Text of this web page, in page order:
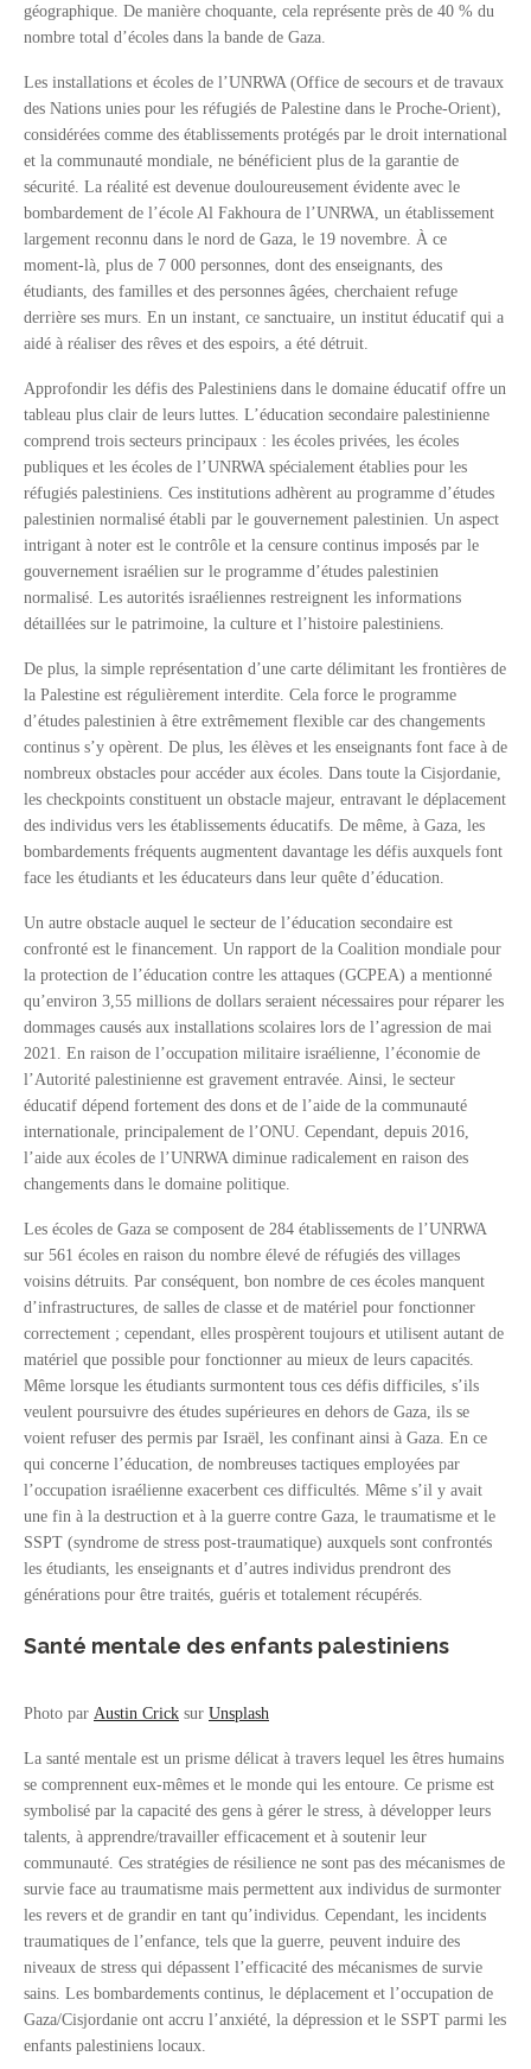
géographique. De manière choquante, cela représente près de 40 % du
nombre total d’écoles dans la bande de Gaza.
Les installations et écoles de l’UNRWA (Office de secours et de travaux
des Nations unies pour les réfugiés de Palestine dans le Proche-Orient),
considérées comme des établissements protégés par le droit international
et la communauté mondiale, ne bénéficient plus de la garantie de
sécurité. La réalité est devenue douloureusement évidente avec le
bombardement de l’école Al Fakhoura de l’UNRWA, un établissement
largement reconnu dans le nord de Gaza, le 19 novembre. À ce
moment-là, plus de 7 000 personnes, dont des enseignants, des
étudiants, des familles et des personnes âgées, cherchaient refuge
derrière ses murs. En un instant, ce sanctuaire, un institut éducatif qui a
aidé à réaliser des rêves et des espoirs, a été détruit.
Approfondir les défis des Palestiniens dans le domaine éducatif offre un
tableau plus clair de leurs luttes. L’éducation secondaire palestinienne
comprend trois secteurs principaux : les écoles privées, les écoles
publiques et les écoles de l’UNRWA spécialement établies pour les
réfugiés palestiniens. Ces institutions adhèrent au programme d’études
palestinien normalisé établi par le gouvernement palestinien. Un aspect
intrigant à noter est le contrôle et la censure continus imposés par le
gouvernement israélien sur le programme d’études palestinien
normalisé. Les autorités israéliennes restreignent les informations
détaillées sur le patrimoine, la culture et l’histoire palestiniens.
De plus, la simple représentation d’une carte délimitant les frontières de
la Palestine est régulièrement interdite. Cela force le programme
d’études palestinien à être extrêmement flexible car des changements
continus s’y opèrent. De plus, les élèves et les enseignants font face à de
nombreux obstacles pour accéder aux écoles. Dans toute la Cisjordanie,
les checkpoints constituent un obstacle majeur, entravant le déplacement
des individus vers les établissements éducatifs. De même, à Gaza, les
bombardements fréquents augmentent davantage les défis auxquels font
face les étudiants et les éducateurs dans leur quête d’éducation.
Un autre obstacle auquel le secteur de l’éducation secondaire est
confronté est le financement. Un rapport de la Coalition mondiale pour
la protection de l’éducation contre les attaques (GCPEA) a mentionné
qu’environ 3,55 millions de dollars seraient nécessaires pour réparer les
dommages causés aux installations scolaires lors de l’agression de mai
2021. En raison de l’occupation militaire israélienne, l’économie de
l’Autorité palestinienne est gravement entravée. Ainsi, le secteur
éducatif dépend fortement des dons et de l’aide de la communauté
internationale, principalement de l’ONU. Cependant, depuis 2016,
l’aide aux écoles de l’UNRWA diminue radicalement en raison des
changements dans le domaine politique.
Les écoles de Gaza se composent de 284 établissements de l’UNRWA
sur 561 écoles en raison du nombre élevé de réfugiés des villages
voisins détruits. Par conséquent, bon nombre de ces écoles manquent
d’infrastructures, de salles de classe et de matériel pour fonctionner
correctement ; cependant, elles prospèrent toujours et utilisent autant de
matériel que possible pour fonctionner au mieux de leurs capacités.
Même lorsque les étudiants surmontent tous ces défis difficiles, s’ils
veulent poursuivre des études supérieures en dehors de Gaza, ils se
voient refuser des permis par Israël, les confinant ainsi à Gaza. En ce
qui concerne l’éducation, de nombreuses tactiques employées par
l’occupation israélienne exacerbent ces difficultés. Même s’il y avait
une fin à la destruction et à la guerre contre Gaza, le traumatisme et le
SSPT (syndrome de stress post-traumatique) auxquels sont confrontés
les étudiants, les enseignants et d’autres individus prendront des
générations pour être traités, guéris et totalement récupérés.
Santé mentale des enfants palestiniens
Photo par Austin Crick sur Unsplash
La santé mentale est un prisme délicat à travers lequel les êtres humains
se comprennent eux-mêmes et le monde qui les entoure. Ce prisme est
symbolisé par la capacité des gens à gérer le stress, à développer leurs
talents, à apprendre/travailler efficacement et à soutenir leur
communauté. Ces stratégies de résilience ne sont pas des mécanismes de
survie face au traumatisme mais permettent aux individus de surmonter
les revers et de grandir en tant qu’individus. Cependant, les incidents
traumatiques de l’enfance, tels que la guerre, peuvent induire des
niveaux de stress qui dépassent l’efficacité des mécanismes de survie
sains. Les bombardements continus, le déplacement et l’occupation de
Gaza/Cisjordanie ont accru l’anxiété, la dépression et le SSPT parmi les
enfants palestiniens locaux.